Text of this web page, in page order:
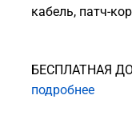
кабель, патч-
БЕСПЛАТНАЯ
подробнее